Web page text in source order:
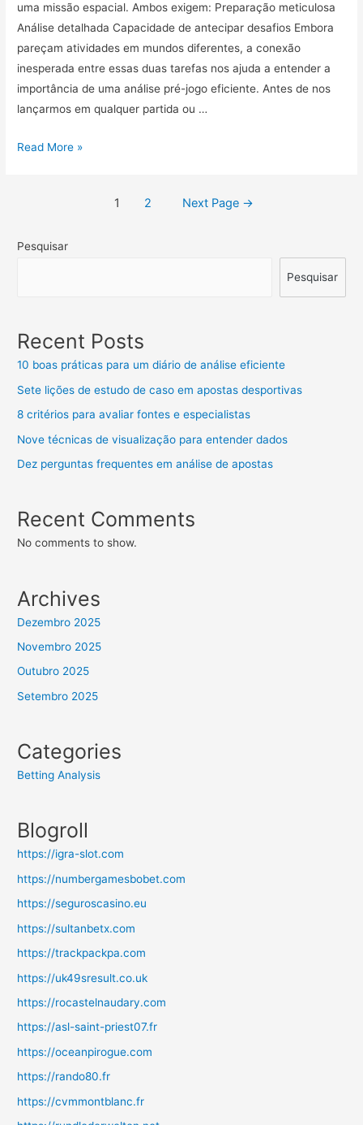
uma missão espacial. Ambos exigem: Preparação meticulosa
Análise detalhada Capacidade de antecipar desafios Embora
pareçam atividades em mundos diferentes, a conexão
inesperada entre essas duas tarefas nos ajuda a entender a
importância de uma análise pré-jogo eficiente. Antes de nos
lançarmos em qualquer partida ou …
Checklist
análise
Read More »
artigos
1 2 Next Page →
Pesquisar
Pesquisar
Recent Posts
10 boas práticas para um diário de análise eficiente
Sete lições de estudo de caso em apostas desportivas
8 critérios para avaliar fontes e especialistas
Nove técnicas de visualização para entender dados
Dez perguntas frequentes em análise de apostas
Recent Comments
No comments to show.
Archives
Dezembro 2025
Novembro 2025
Outubro 2025
Setembro 2025
Categories
Betting Analysis
Blogroll
https://igra-slot.com
https://numbergamesbobet.com
https://seguroscasino.eu
https://sultanbetx.com
https://trackpackpa.com
https://uk49sresult.co.uk
https://rocastelnaudary.com
https://asl-saint-priest07.fr
https://oceanpirogue.com
https://rando80.fr
https://cvmmontblanc.fr